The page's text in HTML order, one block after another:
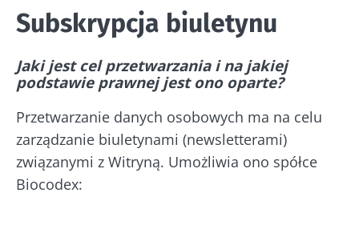
Subskrypcja biuletynu
Jaki jest cel przetwarzania i na jakiej
podstawie prawnej jest ono oparte?
Przetwarzanie danych osobowych ma na celu
zarządzanie biuletynami (newsletterami)
związanymi z Witryną. Umożliwia ono spółce
Biocodex: